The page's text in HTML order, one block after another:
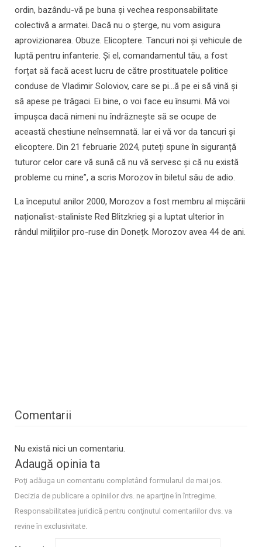
ordin, bazându-vă pe buna și vechea responsabilitate
colectivă a armatei. Dacă nu o șterge, nu vom asigura
aprovizionarea. Obuze. Elicoptere. Tancuri noi și vehicule de
luptă pentru infanterie. Și el, comandamentul tău, a fost
forțat să facă acest lucru de către prostituatele politice
conduse de Vladimir Soloviov, care se pi…ă pe ei să vină și
să apese pe trăgaci. Ei bine, o voi face eu însumi. Mă voi
împușca dacă nimeni nu îndrăznește să se ocupe de
această chestiune neînsemnată. Iar ei vă vor da tancuri și
elicoptere. Din 21 februarie 2024, puteți spune în siguranță
tuturor celor care vă sună că nu vă servesc și că nu există
probleme cu mine”, a scris Morozov în biletul său de adio.
La începutul anilor 2000, Morozov a fost membru al mișcării
naționalist-staliniste Red Blitzkrieg și a luptat ulterior în
rândul milițiilor pro-ruse din Donețk. Morozov avea 44 de ani.
Comentarii
Nu există nici un comentariu.
Adaugă opinia ta
Poţi adăuga un comentariu completând formularul de mai jos.
Decizia de publicare a opiniilor dvs. ne aparţine în întregime.
Responsabilitatea juridică pentru conţinutul comentariilor dvs. va
revine în exclusivitate.